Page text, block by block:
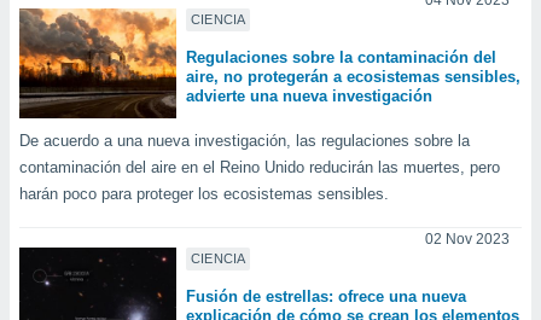
abono
como
CIENCIA
Regulaciones sobre la contaminación del
aire, no protegerán a ecosistemas sensibles,
advierte una nueva investigación
De acuerdo a una nueva investigación, las regulaciones sobre la
contaminación del aire en el Reino Unido reducirán las muertes, pero
harán poco para proteger los ecosistemas sensibles.
CIENCIA
02 Nov 2023
Fusión de estrellas: ofrece una nueva
explicación de cómo se crean los elementos